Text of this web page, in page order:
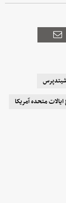
متحده آمریکا